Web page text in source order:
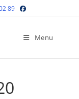
89
Menu